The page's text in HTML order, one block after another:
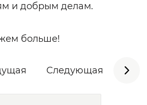
и добрым делам.
больше!
Следующая